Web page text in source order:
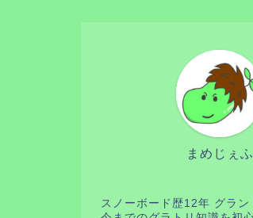
まめじぇふ
スノーボード歴12年 グラ